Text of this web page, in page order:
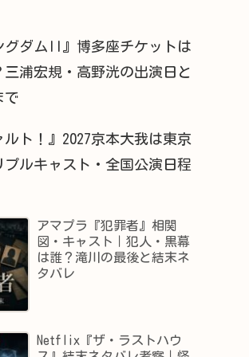
グダムII』博多座チケットは
三浦宏規・高野洸の出演日と
で
ルト！』2027京本大我は東京
プルキャスト・全国公演日程
アマプラ『犯罪者』相関
図・キャスト｜犯人・黒幕
は誰？滝川の最後と結末ネ
タバレ
Netflix『ザ・ラストハウ